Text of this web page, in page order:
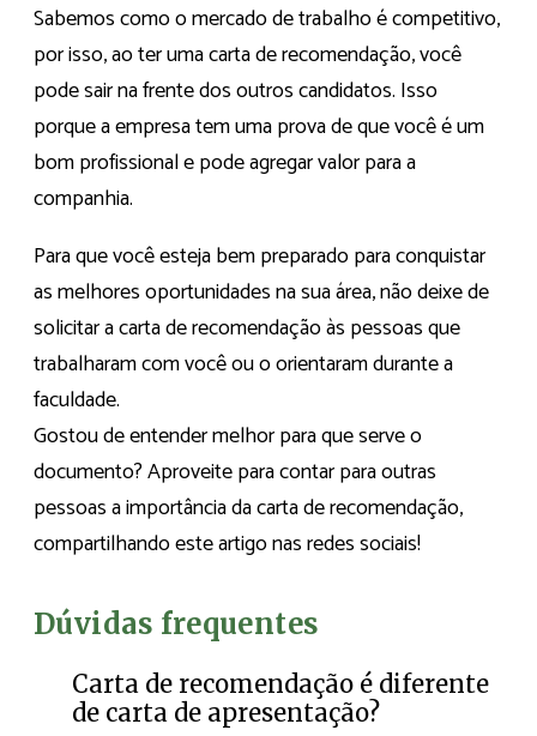
Sabemos como o mercado de trabalho é competitivo,
por isso, ao ter uma carta de recomendação, você
pode sair na frente dos outros candidatos. Isso
porque a empresa tem uma prova de que você é um
bom profissional e pode agregar valor para a
companhia.
Para que você esteja bem preparado para conquistar
as melhores oportunidades na sua área, não deixe de
solicitar a carta de recomendação às pessoas que
trabalharam com você ou o orientaram durante a
faculdade.
Gostou de entender melhor para que serve o
documento? Aproveite para contar para outras
pessoas a importância da carta de recomendação,
compartilhando este artigo nas redes sociais!
Dúvidas frequentes
Carta de recomendação é diferente
de carta de apresentação?